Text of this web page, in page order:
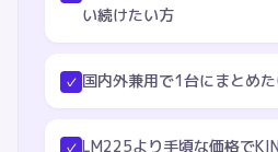
い続けたい方
✓ 国内外兼用で1台にまとめ
✓ LM225より手頃な価格で